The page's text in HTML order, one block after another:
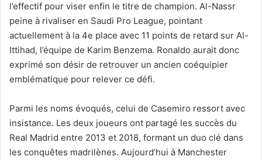
l’effectif pour viser enfin le titre de champion. Al-Nassr
peine à rivaliser en Saudi Pro League, pointant
actuellement à la 4e place avec 11 points de retard sur Al-
Ittihad, l’équipe de Karim Benzema. Ronaldo aurait donc
exprimé son désir de retrouver un ancien coéquipier
emblématique pour relever ce défi.
Parmi les noms évoqués, celui de Casemiro ressort avec
insistance. Les deux joueurs ont partagé les succès du
Real Madrid entre 2013 et 2018, formant un duo clé dans
les conquêtes madrilènes. Aujourd’hui à Manchester